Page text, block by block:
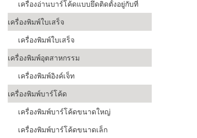
เครื่องอ่านบาร์โค้ดแบบยึดติดตั้งอยู่กับที่
เครื่องพิมพ์ใบเสร็จ
เครื่องพิมพ์ใบเสร็จ
เครื่องพิมพ์อุตสาหกรรม
เครื่องพิมพ์อิงค์เจ็ท
เครื่องพิมพ์บาร์โค้ด
เครื่องพิมพ์บาร์โค้ดขนาดใหญ่
เครื่องพิมพ์บาร์โค้ดขนาดเล็ก